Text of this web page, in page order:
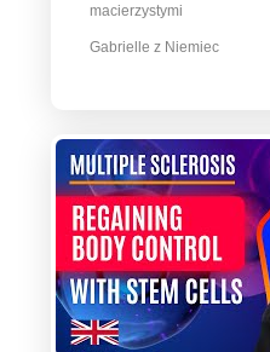
macierzystymi
Gabrielle z Niemiec